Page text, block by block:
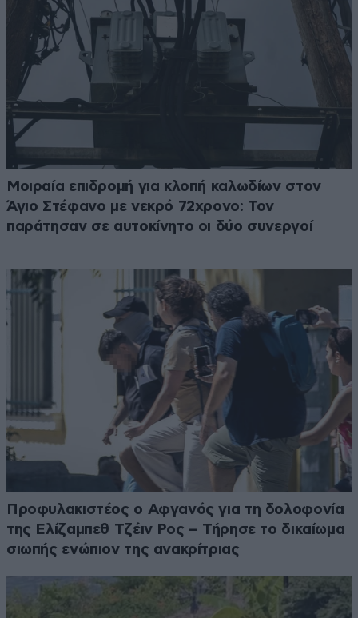
Μοιραία επιδρομή για κλοπή καλωδίων στον
Άγιο Στέφανο με νεκρό 72χρονο: Τον
παράτησαν σε αυτοκίνητο οι δύο συνεργοί
Προφυλακιστέος ο Αφγανός για τη δολοφονία
της Ελίζαμπεθ Τζέιν Ρος – Τήρησε το δικαίωμα
σιωπής ενώπιον της ανακρίτριας